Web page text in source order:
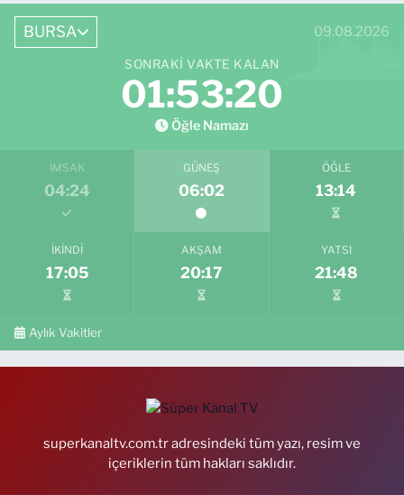
BURSA 09.08.2026
SONRAKI VAKTE KALAN
01:53:19
Öğle Namazı
İMSAK
04:24
GÜNEŞ
06:02
ÖĞLE
13:14
İKINDI
17:05
AKŞAM
20:17
YATSI
21:48
Aylık Vakitler
superkanaltv.com.tr adresindeki tüm yazı, resim ve
içeriklerin tüm hakları saklıdır.